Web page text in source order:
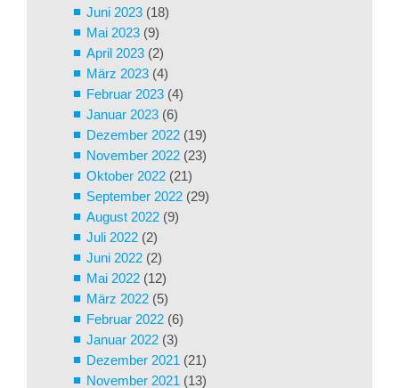
Juni 2023 (18)
Mai 2023 (9)
April 2023 (2)
März 2023 (4)
Februar 2023 (4)
Januar 2023 (6)
Dezember 2022 (19)
November 2022 (23)
Oktober 2022 (21)
September 2022 (29)
August 2022 (9)
Juli 2022 (2)
Juni 2022 (2)
Mai 2022 (12)
März 2022 (5)
Februar 2022 (6)
Januar 2022 (3)
Dezember 2021 (21)
November 2021 (13)